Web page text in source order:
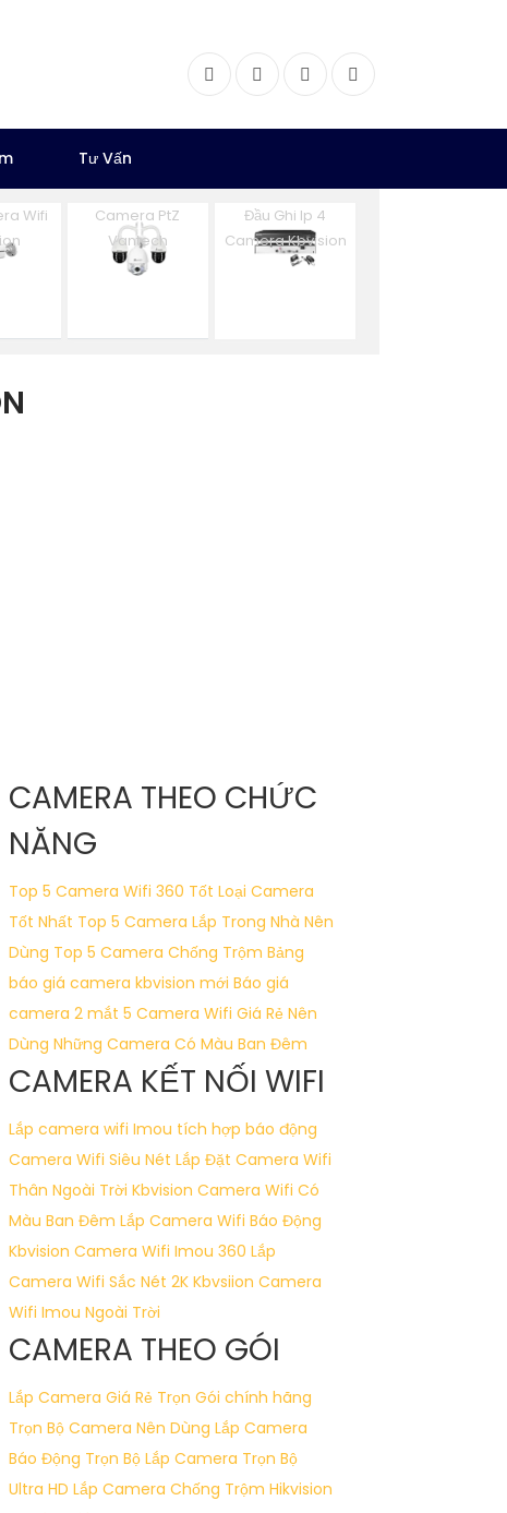
FacebookTwitter InstagramDribbble
Tư Vấn
Wifi
Camera PtZ
Vantech
Đầu Ghi Ip 4
Camera Kbvision
CAMERA THEO CHỨC
NĂNG
Top 5 Camera Wifi 360 Tốt Loại Camera
Tốt Nhất Top 5 Camera Lắp Trong Nhà Nên
Dùng Top 5 Camera Chống Trộm Bảng
báo giá camera kbvision mới Báo giá
camera 2 mắt 5 Camera Wifi Giá Rẻ Nên
Dùng Những Camera Có Màu Ban Đêm
CAMERA KẾT NỐI WIFI
Lắp camera wifi Imou tích hợp báo động
Camera Wifi Siêu Nét Lắp Đặt Camera Wifi
Thân Ngoài Trời Kbvision Camera Wifi Có
Màu Ban Đêm Lắp Camera Wifi Báo Động
Kbvision Camera Wifi Imou 360 Lắp
Camera Wifi Sắc Nét 2K Kbvsiion Camera
Wifi Imou Ngoài Trời
CAMERA THEO GÓI
Lắp Camera Giá Rẻ Trọn Gói chính hãng
Trọn Bộ Camera Nên Dùng Lắp Camera
Báo Động Trọn Bộ Lắp Camera Trọn Bộ
Ultra HD Lắp Camera Chống Trộm Hikvision